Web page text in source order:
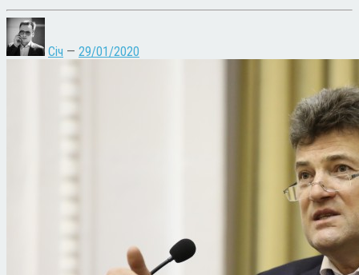
Січ — 29/01/2020